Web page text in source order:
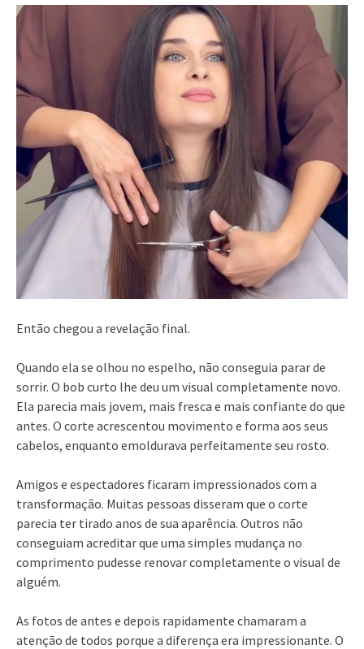
Então chegou a revelação final.
Quando ela se olhou no espelho, não conseguia parar de
sorrir. O bob curto lhe deu um visual completamente novo.
Ela parecia mais jovem, mais fresca e mais confiante do que
antes. O corte acrescentou movimento e forma aos seus
cabelos, enquanto emoldurava perfeitamente seu rosto.
Amigos e espectadores ficaram impressionados com a
transformação. Muitas pessoas disseram que o corte
parecia ter tirado anos de sua aparência. Outros não
conseguiam acreditar que uma simples mudança no
comprimento pudesse renovar completamente o visual de
alguém.
As fotos de antes e depois rapidamente chamaram a
atenção de todos porque a diferença era impressionante. O